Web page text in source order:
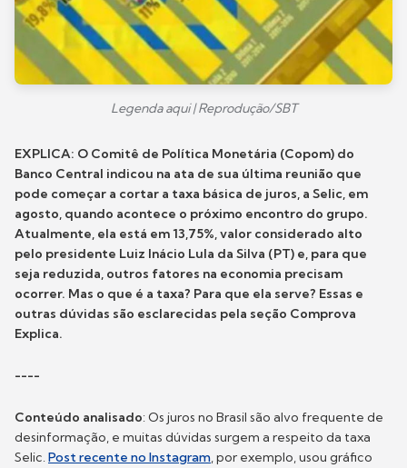
Legenda aqui | Reprodução/SBT
EXPLICA: O Comitê de Política Monetária (Copom) do
Banco Central indicou na ata de sua última reunião que
pode começar a cortar a taxa básica de juros, a Selic, em
agosto, quando acontece o próximo encontro do grupo.
Atualmente, ela está em 13,75%, valor considerado alto
pelo presidente Luiz Inácio Lula da Silva (PT) e, para que
seja reduzida, outros fatores na economia precisam
ocorrer. Mas o que é a taxa? Para que ela serve? Essas e
outras dúvidas são esclarecidas pela seção Comprova
Explica.
----
Conteúdo analisado: Os juros no Brasil são alvo frequente de
desinformação, e muitas dúvidas surgem a respeito da taxa
Selic.Post recente no Instagram, por exemplo, usou gráfico